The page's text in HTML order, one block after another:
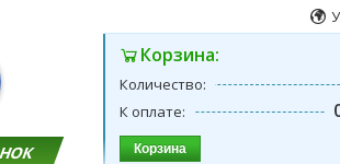
Корзина:
Количество:
К оплате:
Корзина